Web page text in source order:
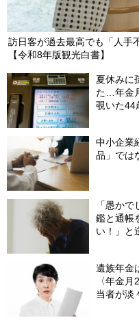
訪日客が過去最高でも「人手
【令和8年版観光白書】
夏休みに
た…年金
覗いた44
中小企業
品」では
「愚か
鑑と通帳
い！」と
遺族年金
〈年金
当者が淡